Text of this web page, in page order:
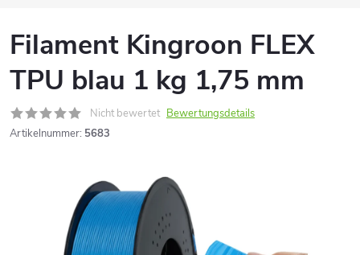
Filament Kingroon FLEX
TPU blau 1 kg 1,75 mm
Nicht bewertet Bewertungsdetails
Artikelnummer: 5683